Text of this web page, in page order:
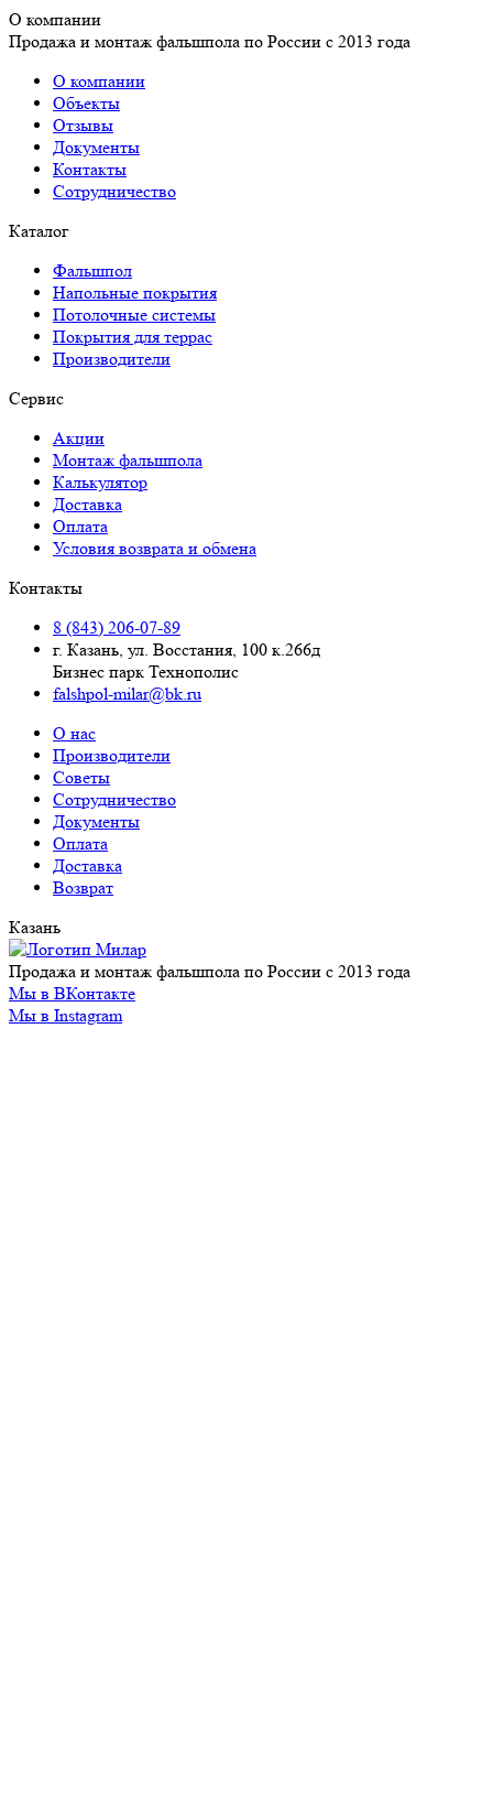
О компании
Продажа и монтаж фальшпола по России с 2013 года
О компании
Объекты
Отзывы
Документы
Контакты
Сотрудничество
Каталог
Фальшпол
Напольные покрытия
Потолочные системы
Покрытия для террас
Производители
Сервис
Акции
Монтаж фальшпола
Калькулятор
Доставка
Оплата
Условия возврата и обмена
Контакты
8 (843) 206-07-89
г. Казань, ул. Восстания, 100 к.266д
Бизнес парк Технополис
falshpol-milar@bk.ru
О нас
Производители
Советы
Сотрудничество
Документы
Оплата
Доставка
Возврат
Казань
Продажа и монтаж фальшпола по России с 2013 года
Мы в ВКонтакте
Мы в Instagram